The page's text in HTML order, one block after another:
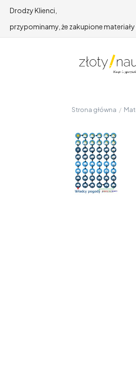
Drodzy Klienci,
przypominamy, że zakupione
Strona główna /